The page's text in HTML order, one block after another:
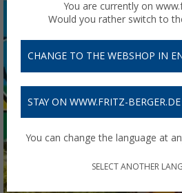
You are currently on
Would you rather switch to
CHANGE TO THE WEBSHOP IN
STAY ON WWW.FRITZ-BERGER.DE
You can change the language at
SELECT ANOTHER